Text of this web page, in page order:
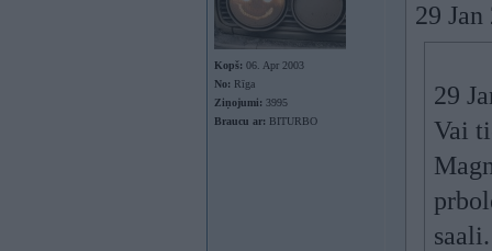
Kopš: 06. Apr 2003
No: Rīga
Ziņojumi: 3995
Braucu ar: BITURBO
29
29
Vai
saali.